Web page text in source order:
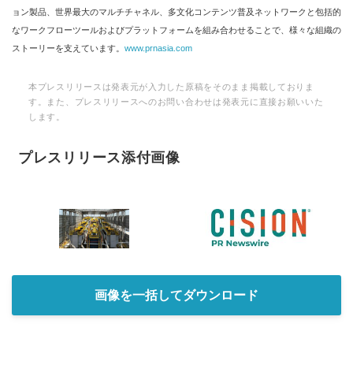
ョン製品、世界最大のマルチチャネル、多文化コンテンツ普及ネットワークと包括的
なワークフローツールおよびプラットフォームを組み合わせることで、様々な組織の
ストーリーを支えています。 www.prnasia.com
本プレスリリースは発表元が入力した原稿をそのまま掲載しておりま
す。また、プレスリリースへのお問い合わせは発表元に直接お願いいた
します。
プレスリリース添付画像
画像を一括してダウンロード